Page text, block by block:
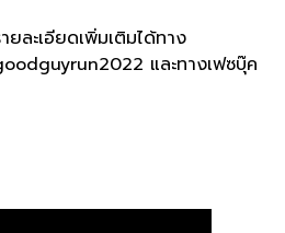
ละเอียดเพิ่มเติมได้ทาง
และทางเฟซบุ๊ค